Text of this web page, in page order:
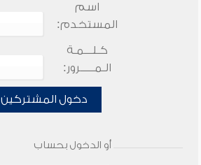
اسم
المستخدم:
كـلـــمـة
الـمـــــرور:
دخول المشتركين
أو الدخول بحساب